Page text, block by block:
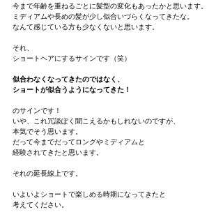
今まで年齢を重ねるごとに髪型の変化もあったかと思います。
ミディアムや長めの髪が少し似合いづらくなってきたな。
なんて感じている方も少なくないと思います。
それ、
ショートヘアにするサインです（笑）
似合わなくなってきたのではなく、
ショートが似合うようになってきた！
のサインです！
いや、これ冗談ぽく聞こえるかもしれないのですが、
本気でそう思います。
だって今までだってロングやミディアムと
経験されてきたと思います。
それの延長線上です。
いよいよショートで楽しめる時期になってきたと
考えてください。